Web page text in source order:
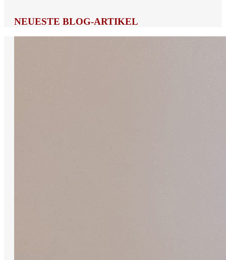
NEUESTE BLOG-ARTIKEL